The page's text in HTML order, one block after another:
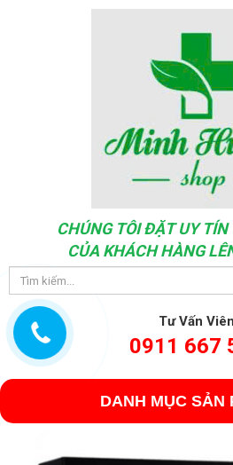
CHÚNG TÔI ĐẶT UY TÍN
CỦA KHÁCH HÀNG
Tư Vấn Viên
0911 667
DANH MỤC SẢN